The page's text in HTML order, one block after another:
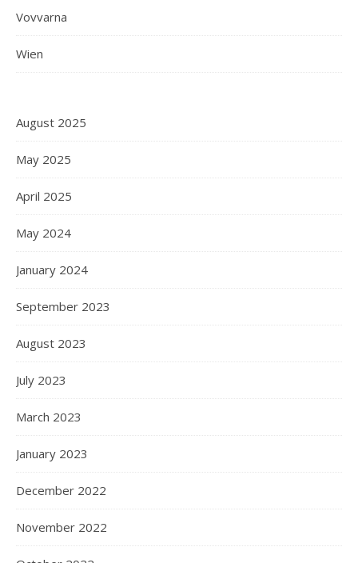
Vovvarna
Wien
August 2025
May 2025
April 2025
May 2024
January 2024
September 2023
August 2023
July 2023
March 2023
January 2023
December 2022
November 2022